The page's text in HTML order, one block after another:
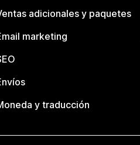
adicionales y paquetes
marketing
y traducción